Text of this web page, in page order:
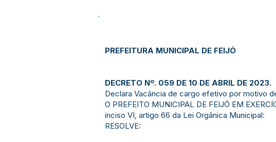
PREFEITURA MUNICIPAL DE FEIJÓ
DECRETO Nº. 059 DE 10 DE ABRIL DE 2023.
Declara Vacância de cargo efetivo por motivo
O PREFEITO MUNICIPAL DE FEIJÓ EM
inciso VI, artigo 66 da Lei Orgânica Municipal:
RESOLVE: